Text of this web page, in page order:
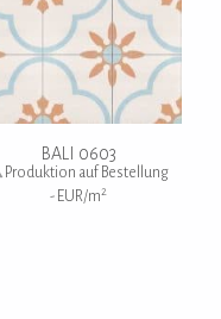
BALI 0603
Produktion auf Bestellung
- EUR/m 2